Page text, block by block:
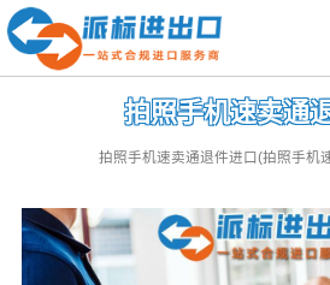
拍照手机速卖通
拍照手机速卖通退件进口(拍照手机